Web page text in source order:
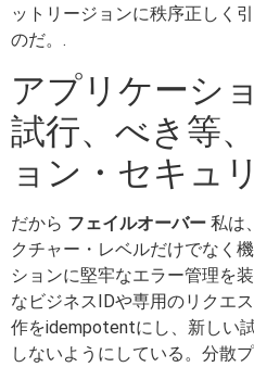
ットリージョンに秩序正しく
のだ。.
アプリケーシ
試行、べき等
ョン・セキュ
だから フェイルオーバー 私は
クチャー・レベルだけでなく
ションに堅牢なエラー管理を
なビジネスIDや専用のリクエ
作をidempotentにし、新しい
しないようにしている。分散